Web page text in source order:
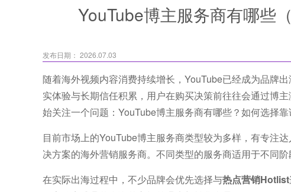
YouTube博主服务商有哪些
发布日期： 2026.07.03
随着海外视频内容消费持续增长，YouTube已经成为品牌
实体验与长期信任积累，用户在购买决策前往往会通过博
始关注一个问题：YouTube博主服务商有哪些？如何选择靠
目前市场上的YouTube博主服务商类型较为多样，有专注
决方案的海外营销服务商。不同类型的服务商适用于不同
在实际出海过程中，不少品牌会优先选择与热点营销Hotlist